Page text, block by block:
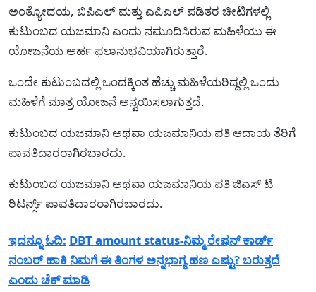
ಅಂತ್ಯೋದಯ, ಬಿಪಿಎಲ್ ಮತ್ತು ಎಪಿಎಲ್ ಪಡಿತರ ಚೀಟಿಗಳಲ್ಲಿ
ಕುಟುಂಬದ ಯಜಮಾನಿ ಎಂದು ನಮೂದಿಸಿರುವ ಮಹಿಳೆಯು ಈ
ಯೋಜನೆಯ ಅರ್ಹ ಫಲಾನುಭವಿಯಾಗಿರುತ್ತಾರೆ.
ಒಂದೇ ಕುಟುಂಬದಲ್ಲಿ ಒಂದಕ್ಕಿಂತ ಹೆಚ್ಚು ಮಹಿಳೆಯರಿದ್ದಲ್ಲಿ ಒಂದು
ಮಹಿಳೆಗೆ ಮಾತ್ರ ಯೋಜನೆ ಅನ್ವಯಿಸಲಾಗುತ್ತದೆ.
ಕುಟುಂಬದ ಯಜಮಾನಿ ಅಥವಾ ಯಜಮಾನಿಯ ಪತಿ ಆದಾಯ ತೆರಿಗೆ
ಪಾವತಿದಾರರಾಗಿರಬಾರದು.
ಕುಟುಂಬದ ಯಜಮಾನಿ ಅಥವಾ ಯಜಮಾನಿಯ ಪತಿ ಜಿಎಸ್ ಟಿ
ರಿಟರ್ನ್ಸ್ ಪಾವತಿದಾರರಾಗಿರಬಾರದು.
ಇದನ್ನೂ ಓದಿ: DBT amount status-ನಿಮ್ಮ ರೇಷನ್ ಕಾರ್ಡ್
ನಂಬರ್ ಹಾಕಿ ನಿಮಗೆ ಈ ತಿಂಗಳ ಅನ್ನಭಾಗ್ಯ ಹಣ ಎಷ್ಟು? ಬರುತ್ತದೆ
ಎಂದು ಚೆಕ್ ಮಾಡಿ